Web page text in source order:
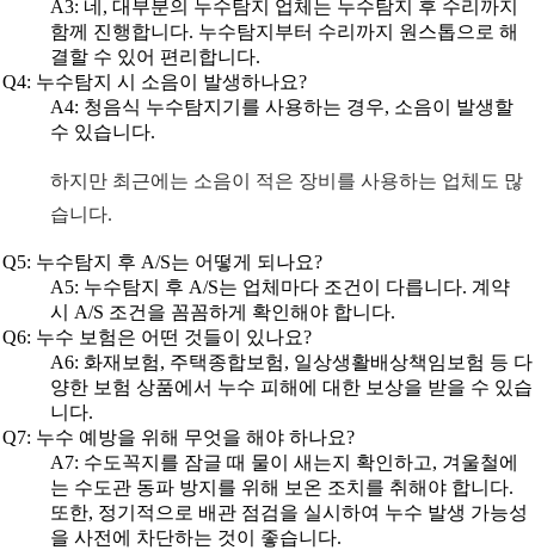
A3: 네, 대부분의 누수탐지 업체는 누수탐지 후 수리까지
함께 진행합니다. 누수탐지부터 수리까지 원스톱으로 해
결할 수 있어 편리합니다.
Q4: 누수탐지 시 소음이 발생하나요?
A4: 청음식 누수탐지기를 사용하는 경우, 소음이 발생할
수 있습니다.
하지만 최근에는 소음이 적은 장비를 사용하는 업체도 많
습니다.
Q5: 누수탐지 후 A/S는 어떻게 되나요?
A5: 누수탐지 후 A/S는 업체마다 조건이 다릅니다. 계약
시 A/S 조건을 꼼꼼하게 확인해야 합니다.
Q6: 누수 보험은 어떤 것들이 있나요?
A6: 화재보험, 주택종합보험, 일상생활배상책임보험 등 다
양한 보험 상품에서 누수 피해에 대한 보상을 받을 수 있습
니다.
Q7: 누수 예방을 위해 무엇을 해야 하나요?
A7: 수도꼭지를 잠글 때 물이 새는지 확인하고, 겨울철에
는 수도관 동파 방지를 위해 보온 조치를 취해야 합니다.
또한, 정기적으로 배관 점검을 실시하여 누수 발생 가능성
을 사전에 차단하는 것이 좋습니다.